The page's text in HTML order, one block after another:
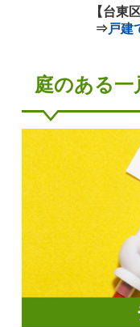
【台東
⇒ 戸建
庭のある一